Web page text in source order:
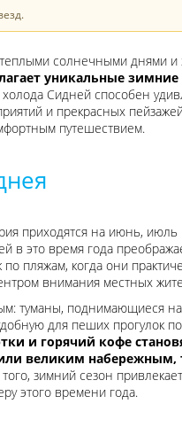
солнечными днями
уникальные
Сидней способен
и прекрасных
путешествием.
приходятся на июнь, июль
в это время года
пляжам, когда они
внимания местных
туманы, поднимающиеся
для пеших прогулок
и горячий кофе
великим набережным,
зимний сезон
этого времени года.